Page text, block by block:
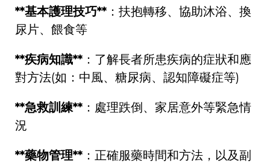
**基本護理技巧** ：扶抱轉移、協助沐浴、換
尿片、餵食等
**疾病知識** ：了解長者所患疾病的症狀和應
對方法(如：中風、糖尿病、認知障礙症等)
**急救訓練** ：處理跌倒、家居意外等緊急情
況
**藥物管理** ：正確服藥時間和方法，以及副